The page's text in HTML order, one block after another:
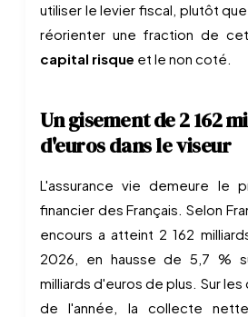
utiliser le levier fiscal, plutôt
réorienter une fraction de
capital risque et le non coté.
Un gisement de 2 162
d'euros dans le viseur
L'assurance vie demeure le
financier des Français. Selon
encours a atteint 2 162
2026, en hausse de 5,7 %
milliards d'euros de plus. Sur
de l'année, la collecte